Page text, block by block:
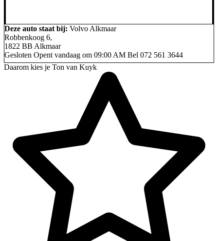
Deze auto staat bij: Volvo Alkmaar
Robbenkoog 6,
1822 BB Alkmaar
Gesloten Opent vandaag om 09:00 AM Bel 072 561 3644
Daarom kies je Ton van Kuyk